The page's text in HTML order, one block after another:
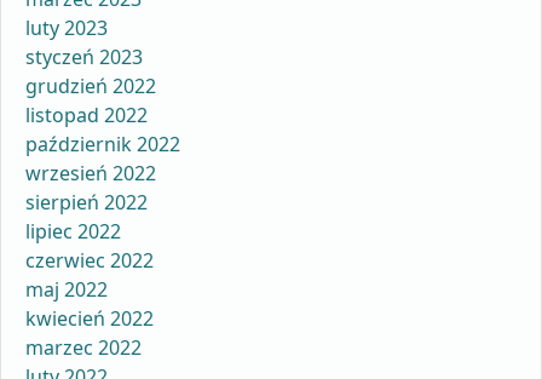
luty 2023
styczeń 2023
grudzień 2022
listopad 2022
październik 2022
wrzesień 2022
sierpień 2022
lipiec 2022
czerwiec 2022
maj 2022
kwiecień 2022
marzec 2022